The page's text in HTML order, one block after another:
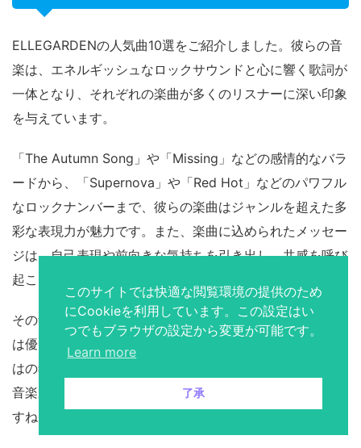
ELLEGARDENの人気曲10選をご紹介しました。彼らの音
楽は、エネルギッシュなロックサウンドと心に響く歌詞が
一体となり、それぞれの楽曲が多くのリスナーに深い印象
を与えています。
「The Autumn Song」や「Missing」などの感情的なバラ
ードから、「Supernova」や「Red Hot」などのパワフル
なロックナンバーまで、彼らの楽曲はジャンルを超えた多
彩な表現力が魅力です。また、楽曲に込められたメッセー
ジは、自己表現や前向きな気持ちを引き出し、共感を呼び
起こします。
その音楽性は、シンプルでありながらも深みがあり、時に
は優しさ、時には荒々しさを見せるELLEGARDENならで
はの独自のスタイルを確立しています。これからも彼らの
音楽がどんな新しい風を吹かせるのか、ますます楽しみで
すね！
このサイトでは快適な閲覧環境の提供のため
にCookieを利用しています。この設定はい
つでもブラウザの設定から変更が可能です。
Learn more
了承